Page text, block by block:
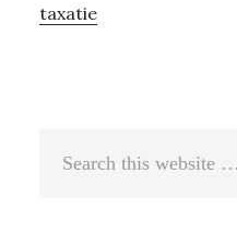
taxatie